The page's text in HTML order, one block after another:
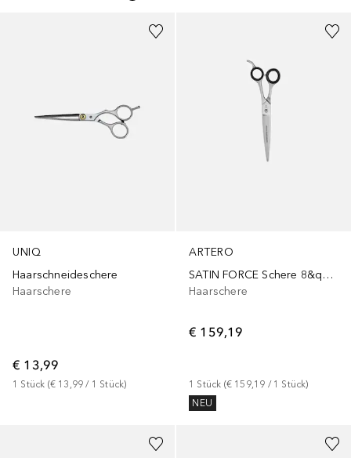
UNIQ
Haarschneideschere
Haarschere
€ 13,99
1 Stück (€ 13,99 / 1 Stück)
ARTERO
SATIN FORCE Schere 8&quot,
Haarschere
€ 159,19
1 Stück (€ 159,19 / 1 Stück)
NEU